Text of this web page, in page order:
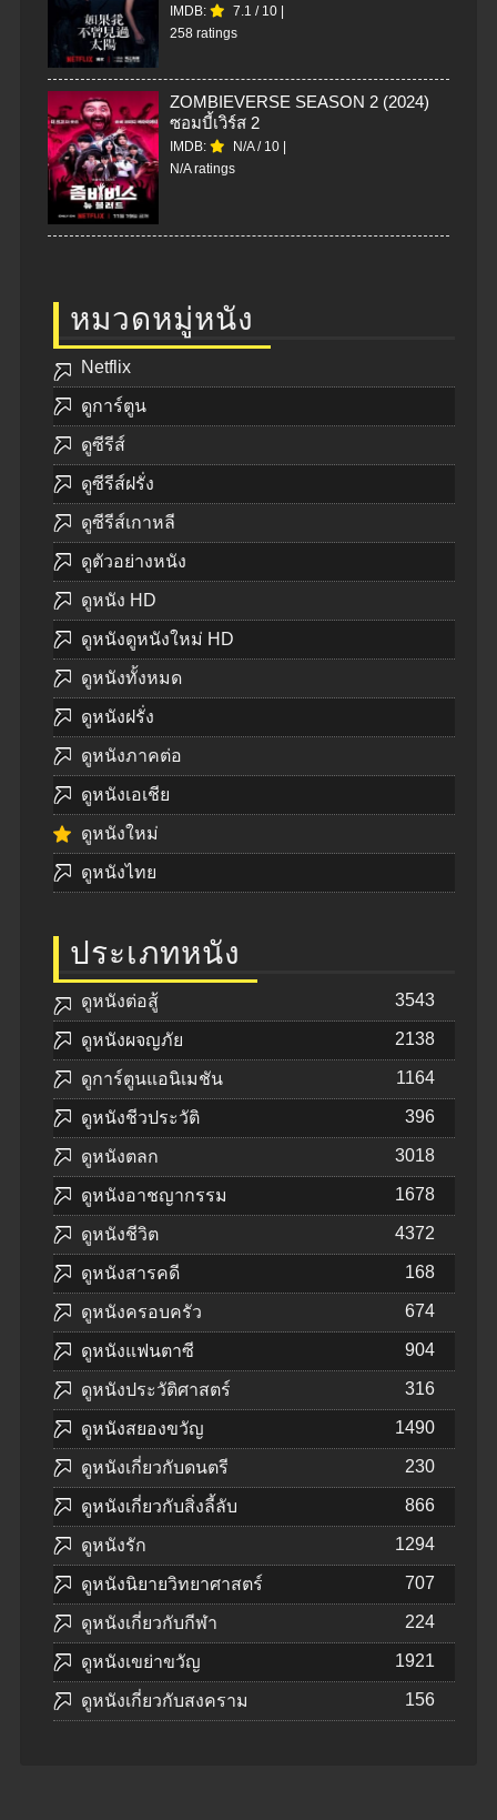
IMDB: 7.1 / 10
258 ratings
ZOMBIEVERSE SEASON 2 (2024)
ซอมบี้เวิร์ส 2
IMDB: N/A/ 10
N/A ratings
หมวดหมู่หนัง
Netflix
ดูการ์ตูน
ดูซีรีส์
ดูซีรีส์ฝรั่ง
ดูซีรีส์เกาหลี
ดูตัวอย่างหนัง
ดูหนัง HD
ดูหนังดูหนังใหม่ HD
ดูหนังทั้งหมด
ดูหนังฝรั่ง
ดูหนังภาคต่อ
ดูหนังเอเชีย
ดูหนังใหม่
ดูหนังไทย
ประเภทหนัง
ดูหนังต่อสู้ 3543
ดูหนังผจญภัย 2138
ดูการ์ตูนแอนิเมชัน 1164
ดูหนังชีวประวัติ 396
ดูหนังตลก 3018
ดูหนังอาชญากรรม 1678
ดูหนังชีวิต 4372
ดูหนังสารคดี 168
ดูหนังครอบครัว 674
ดูหนังแฟนตาซี 904
ดูหนังประวัติศาสตร์ 316
ดูหนังสยองขวัญ 1490
ดูหนังเกี่ยวกับดนตรี 230
ดูหนังเกี่ยวกับสิ่งลี้ลับ 866
ดูหนังรัก 1294
ดูหนังนิยายวิทยาศาสตร์ 707
ดูหนังเกี่ยวกับกีฬา 224
ดูหนังเขย่าขวัญ 1921
ดูหนังเกี่ยวกับสงคราม 156